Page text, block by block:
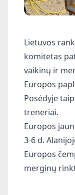
Lietuvos
komitetas
vaikinų ir
Europos
Posėdyje
treneriai.
Europos
3-6 d.
Europos
merginų